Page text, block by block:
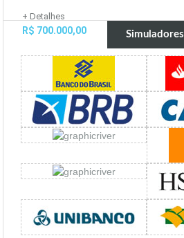
+ Detalhes
R$ 700.000,00 Simuladores